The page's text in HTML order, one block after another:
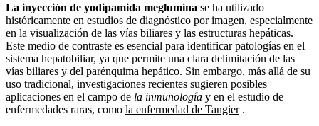
La inyección de yodipamida meglumina se ha utilizado
históricamente en estudios de diagnóstico por imagen, especialmente
en la visualización de las vías biliares y las estructuras hepáticas.
Este medio de contraste es esencial para identificar patologías en el
sistema hepatobiliar, ya que permite una clara delimitación de las
vías biliares y del parénquima hepático. Sin embargo, más allá de su
uso tradicional, investigaciones recientes sugieren posibles
aplicaciones en el campo de la inmunología y en el estudio de
enfermedades raras, como la enfermedad de Tangier.